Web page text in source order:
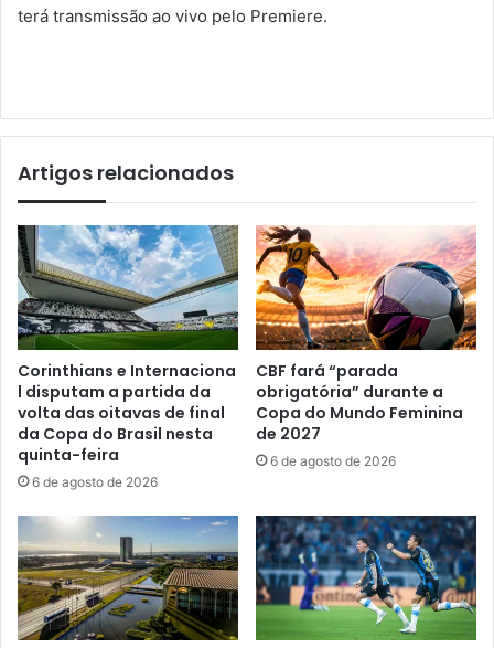
terá transmissão ao vivo pelo Premiere.
Artigos relacionados
Corinthians e Internaciona
l disputam a partida da
volta das oitavas de final
da Copa do Brasil nesta
quinta-feira
6 de agosto de 2026
CBF fará “parada
obrigatória” durante a
Copa do Mundo Feminina
de 2027
6 de agosto de 2026